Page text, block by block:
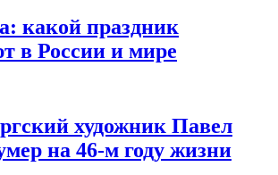
какой праздник
в России и мире
художник Павел
на 46-м году жизни